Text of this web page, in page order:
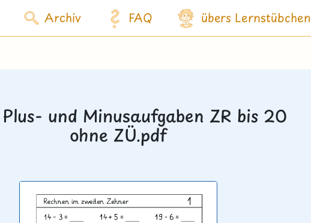
Archiv FAQ übers Lernstübchen
und Minusaufgaben ZR bis 20
ohne ZÜ.pdf